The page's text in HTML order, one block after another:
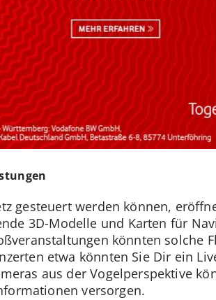
gesteuert werden können,
3D-Modelle und Karten für
könnten solche
etwa könnten Sie Dir ein
aus der Vogelperspektive
versorgen.